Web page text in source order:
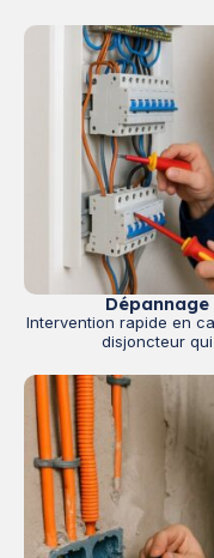
Intervention rapide en
disjoncteur